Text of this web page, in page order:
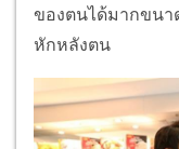
ของตนได้มากขนา
หักหลังตน